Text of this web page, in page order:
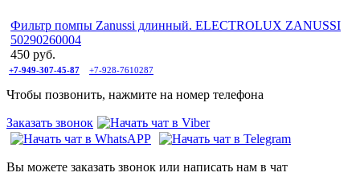
Фильтр помпы Zanussi длинный. ELECTROLUX ZANUSSI
50290260004
450 руб.
+7-949-307-45-87 +7-928-7610287
Чтобы позвонить, нажмите на номер телефона
Заказать звонок
Вы можете заказать звонок или написать нам в чат